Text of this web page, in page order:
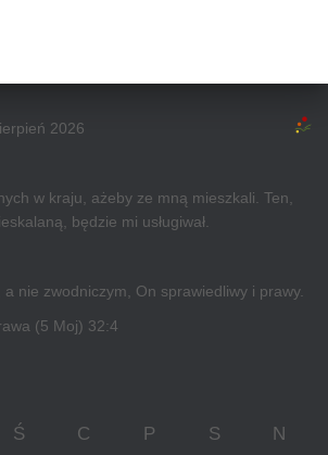
2026
w kraju, ażeby ze mną mieszkali. Ten,
będzie mi usługiwał.
nie zwodniczym, On sprawiedliwy i prawy.
(5 Moj) 32:4
Ś C P S N